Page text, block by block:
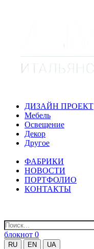
ДИЗАЙН ПРОЕКТ
Мебель
Освещение
Декор
Другое
ФАБРИКИ
НОВОСТИ
ПОРТФОЛИО
КОНТАКТЫ
блокнот 0
RU EN UA